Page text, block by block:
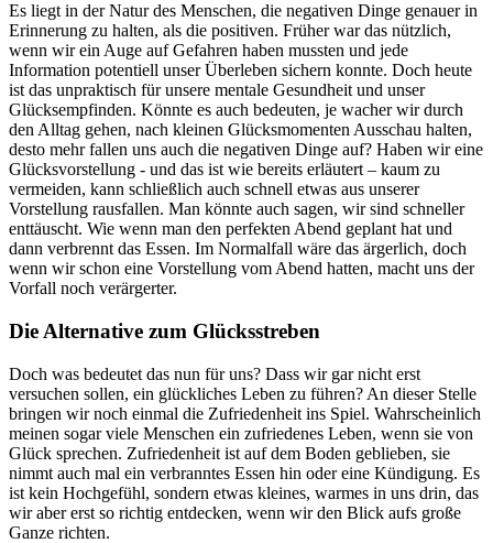
Es liegt in der Natur des Menschen, die negativen Dinge genauer in
Erinnerung zu halten, als die positiven. Früher war das nützlich,
wenn wir ein Auge auf Gefahren haben mussten und jede
Information potentiell unser Überleben sichern konnte. Doch heute
ist das unpraktisch für unsere mentale Gesundheit und unser
Glücksempfinden. Könnte es auch bedeuten, je wacher wir durch
den Alltag gehen, nach kleinen Glücksmomenten Ausschau halten,
desto mehr fallen uns auch die negativen Dinge auf? Haben wir eine
Glücksvorstellung - und das ist wie bereits erläutert – kaum zu
vermeiden, kann schließlich auch schnell etwas aus unserer
Vorstellung rausfallen. Man könnte auch sagen, wir sind schneller
enttäuscht. Wie wenn man den perfekten Abend geplant hat und
dann verbrennt das Essen. Im Normalfall wäre das ärgerlich, doch
wenn wir schon eine Vorstellung vom Abend hatten, macht uns der
Vorfall noch verärgerter.
Die Alternative zum Glücksstreben
Doch was bedeutet das nun für uns? Dass wir gar nicht erst
versuchen sollen, ein glückliches Leben zu führen? An dieser Stelle
bringen wir noch einmal die Zufriedenheit ins Spiel. Wahrscheinlich
meinen sogar viele Menschen ein zufriedenes Leben, wenn sie von
Glück sprechen. Zufriedenheit ist auf dem Boden geblieben, sie
nimmt auch mal ein verbranntes Essen hin oder eine Kündigung. Es
ist kein Hochgefühl, sondern etwas kleines, warmes in uns drin, das
wir aber erst so richtig entdecken, wenn wir den Blick aufs große
Ganze richten.